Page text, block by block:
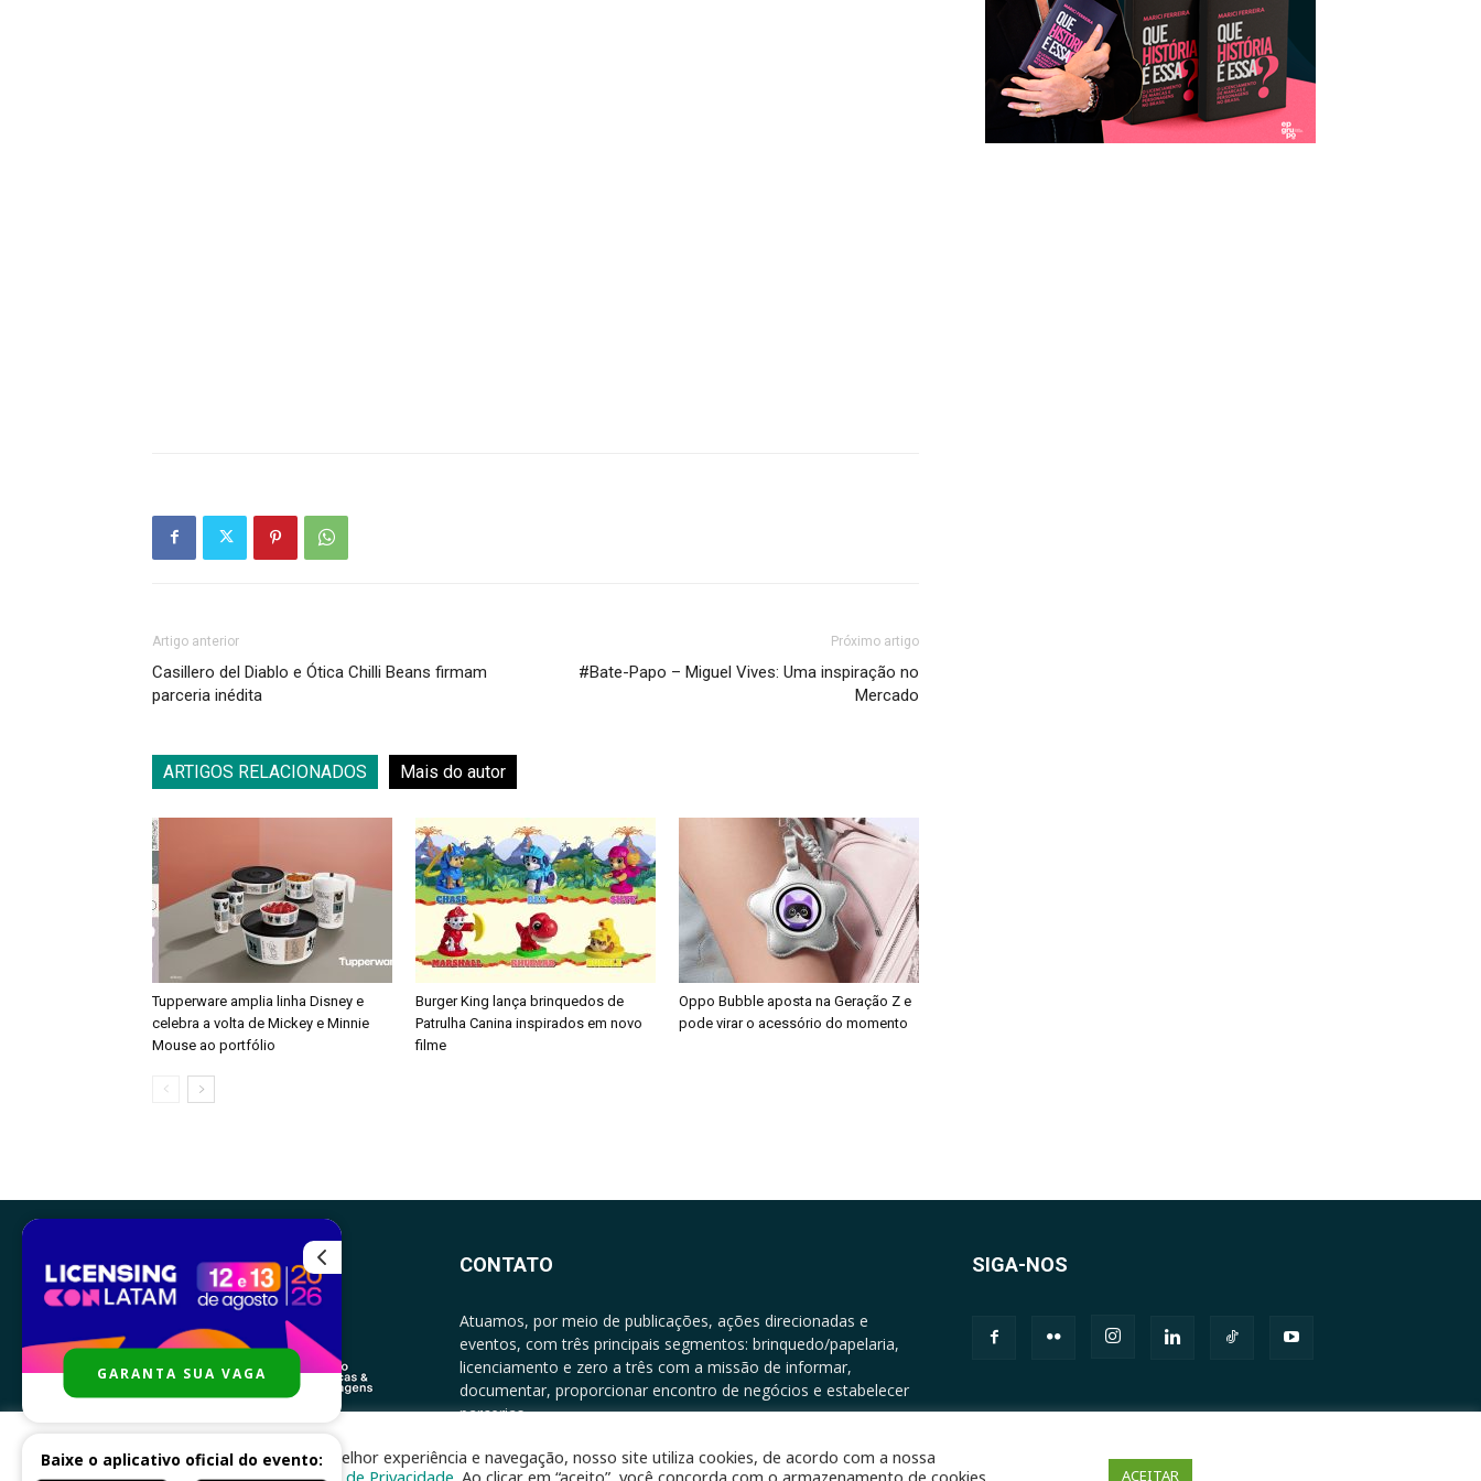
Artigo anterior
Casillero del Diablo e Ótica Chilli Beans firmam
parceria inédita
Próximo artigo
#Bate-Papo – Miguel Vives: Uma inspiração no
Mercado
ARTIGOS RELACIONADOS Mais do autor
Tupperware amplia linha Disney e
celebra a volta de Mickey e Minnie
Mouse ao portfólio
Burger King lança brinquedos de
Patrulha Canina inspirados em novo
filme
Oppo Bubble aposta na Geração Z e
pode virar o acessório do momento
CONTATO
Atuamos, por meio de publicações, ações direcionadas e
eventos, com três principais segmentos: brinquedo/papelaria,
licenciamento e zero a três com a missão de informar,
documentar, proporcionar encontro de negócios e estabelecer
parcerias.
SIGA-NOS
Para melhor experiência e navegação, nosso site utiliza cookies, de acordo com a nossa
Política de Privacidade . Ao clicar em “aceito”, você concorda com o armazenamento de cookies ACEITAR
GARANTA SUA VAGA
Baixe o aplicativo oficial do evento: